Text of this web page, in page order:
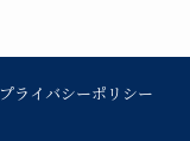
プライバシーポリシー